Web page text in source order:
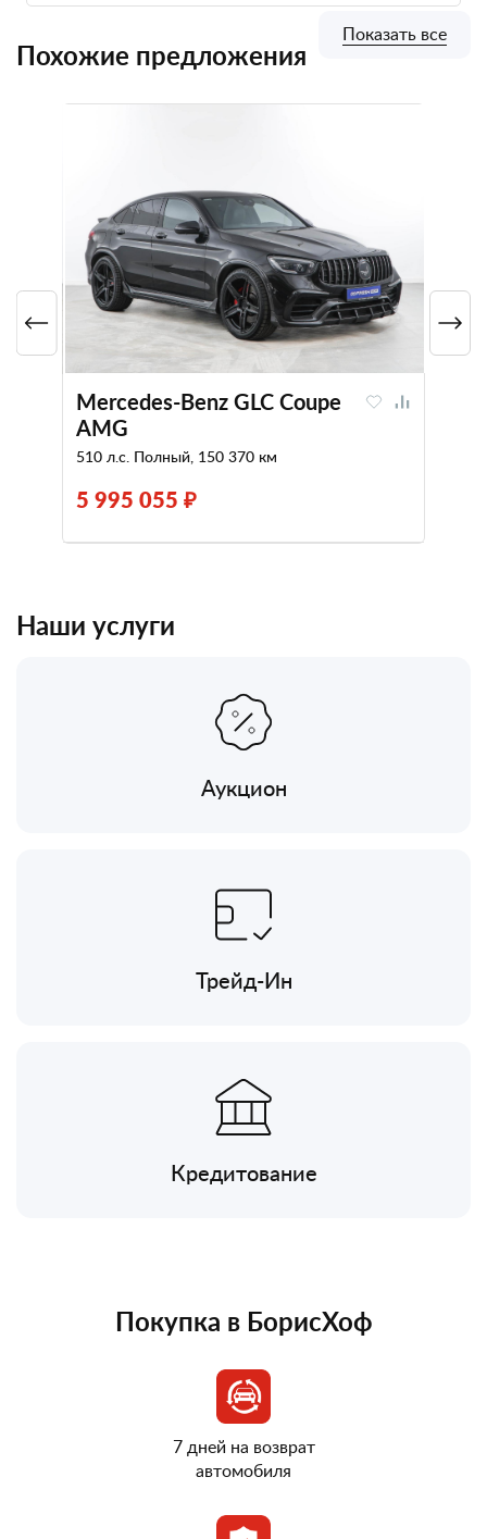
Похожие предложения
Mercedes-Benz GLC Coupe
AMG
510 л.с. Полный, 150 370 км
5 995 055 ₽
Показать все
Наши услуги
Аукцион
Трейд-Ин
Кредитование
Покупка в БорисХоф
7 дней на возврат
автомобиля